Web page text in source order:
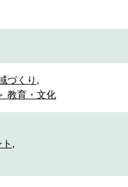
づくり ,
教育・文化
,